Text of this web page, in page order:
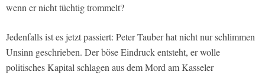
wenn er nicht tüchtig trommelt?
Jedenfalls ist es jetzt passiert: Peter Tauber hat nicht nur schlimmen
Unsinn geschrieben. Der böse Eindruck entsteht, er wolle
politisches Kapital schlagen aus dem Mord am Kasseler